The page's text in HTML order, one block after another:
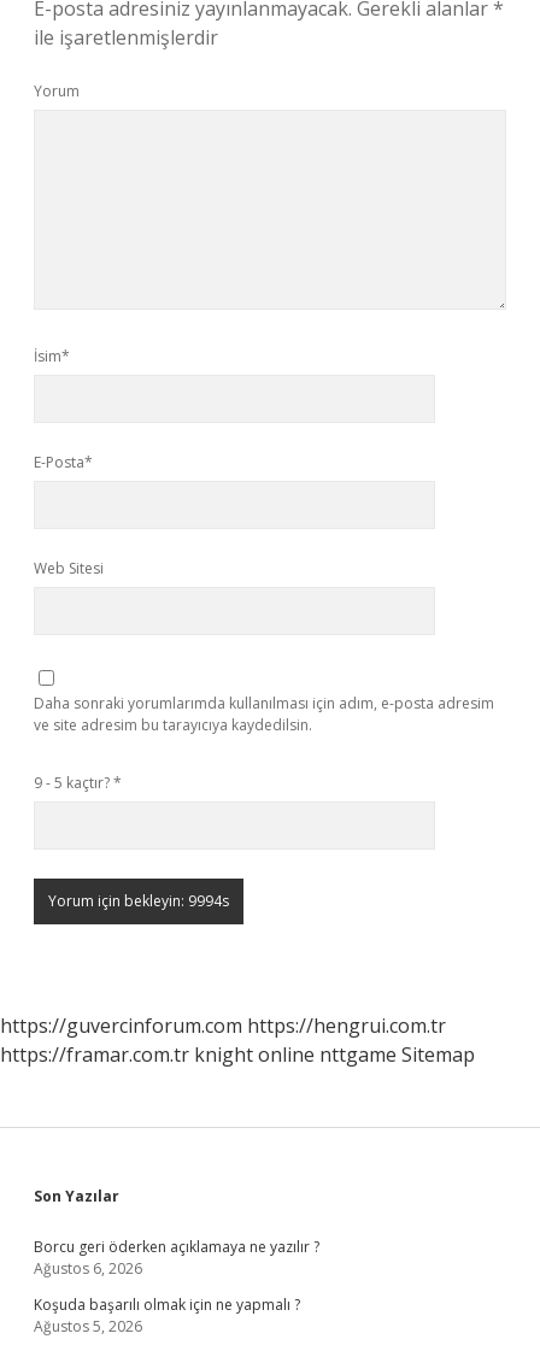
E-posta adresiniz yayınlanmayacak. Gerekli alanlar*
ile işaretlenmişlerdir
Yorum
İsim*
E-Posta*
Web Sitesi
Daha sonraki yorumlarımda kullanılması için adım, e-posta adresim
ve site adresim bu tarayıcıya kaydedilsin.
9 - 5 kaçtır?*
https://guvercinforum.com https://hengrui.com.tr
https://framar.com.tr knight online nttgame Sitemap
Sidebar
Son Yazılar
Borcu geri öderken açıklamaya ne yazılır ?
Ağustos 6, 2026
Koşuda başarılı olmak için ne yapmalı ?
Ağustos 5, 2026